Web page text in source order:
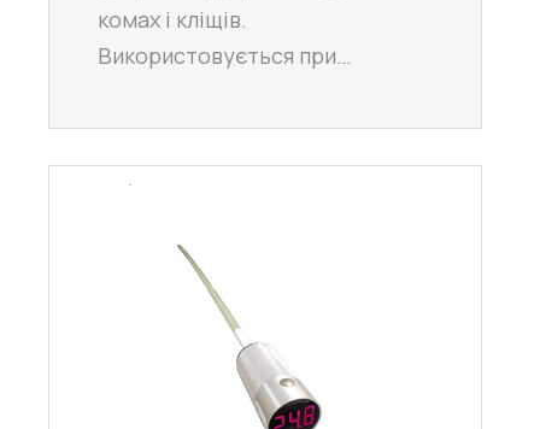
комах і кліщів.
Використовується при…